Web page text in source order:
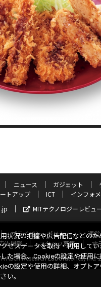
ニュース ガジェット
トアップ ICT
インフォ
MITテクノロジーレビュ
プライバシーポリシー
運
告掲載 スタッフ募集
電
ASCII Research Laboratories, Inc.
状況の把握や広告配信などのた
セスデータを取得・利用してい
た場合、Cookieの設定や使用に
の設定や使用の詳細、オプト
い。